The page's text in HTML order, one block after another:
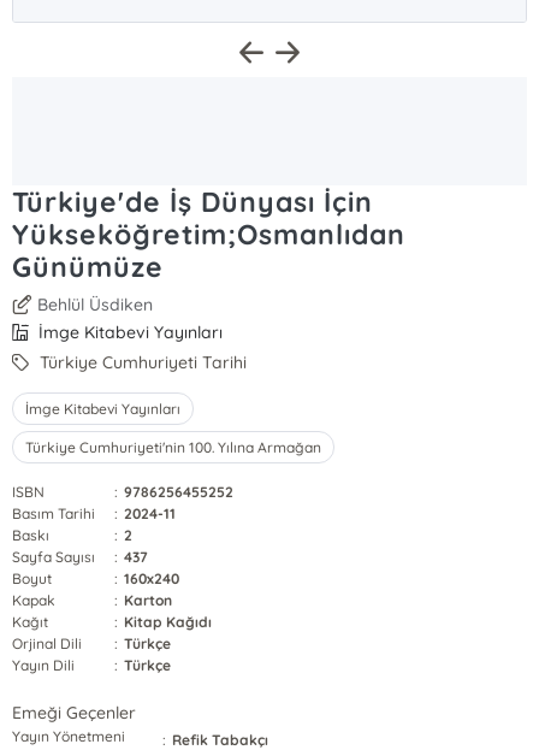
Türkiye'de İş Dünyası İçin
Yükseköğretim;Osmanlıdan
Günümüze
Behlül Üsdiken
İmge Kitabevi Yayınları
Türkiye Cumhuriyeti Tarihi
İmge Kitabevi Yayınları
Türkiye Cumhuriyeti'nin 100. Yılına Armağan
ISBN : 9786256455252
Basım Tarihi
: 2024-11
Baskı
: 2
Sayfa Sayısı
: 437
Boyut
: 160x240
Kapak
: Karton
Kağıt
: Kitap Kağıdı
Orjinal Dili
: Türkçe
Yayın Dili
: Türkçe
Emeği Geçenler
Yayın Yönetmeni : Refik Tabakçı